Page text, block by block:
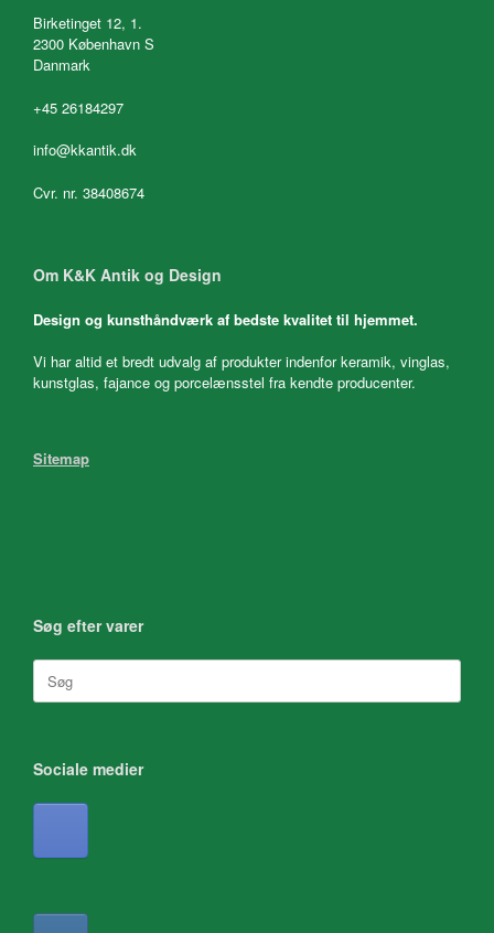
Birketinget 12, 1.
2300 København S
Danmark
+45 26184297
info@kkantik.dk
Cvr. nr. 38408674
Om K&K Antik og Design
Design og kunsthåndværk af bedste kvalitet til hjemmet.
Vi har altid et bredt udvalg af produkter indenfor keramik, vinglas,
kunstglas, fajance og porcelænsstel fra kendte producenter.
Sitemap
Søg efter varer
Søg
efter:
Sociale medier